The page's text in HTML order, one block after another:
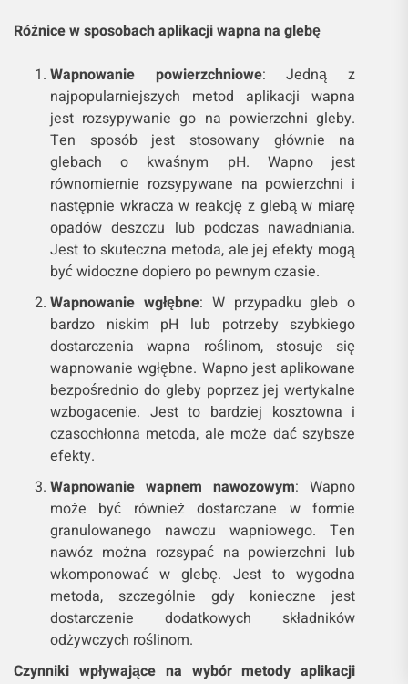
Różnice w sposobach aplikacji wapna na glebę
Wapnowanie powierzchniowe: Jedną z
najpopularniejszych metod aplikacji wapna
jest rozsypywanie go na powierzchni gleby.
Ten sposób jest stosowany głównie na
glebach o kwaśnym pH. Wapno jest
równomiernie rozsypywane na powierzchni i
następnie wkracza w reakcję z glebą w miarę
opadów deszczu lub podczas nawadniania.
Jest to skuteczna metoda, ale jej efekty mogą
być widoczne dopiero po pewnym czasie.
Wapnowanie wgłębne: W przypadku gleb o
bardzo niskim pH lub potrzeby szybkiego
dostarczenia wapna roślinom, stosuje się
wapnowanie wgłębne. Wapno jest aplikowane
bezpośrednio do gleby poprzez jej wertykalne
wzbogacenie. Jest to bardziej kosztowna i
czasochłonna metoda, ale może dać szybsze
efekty.
Wapnowanie wapnem nawozowym: Wapno
może być również dostarczane w formie
granulowanego nawozu wapniowego. Ten
nawóz można rozsypać na powierzchni lub
wkomponować w glebę. Jest to wygodna
metoda, szczególnie gdy konieczne jest
dostarczenie dodatkowych składników
odżywczych roślinom.
Czynniki wpływające na wybór metody aplikacji